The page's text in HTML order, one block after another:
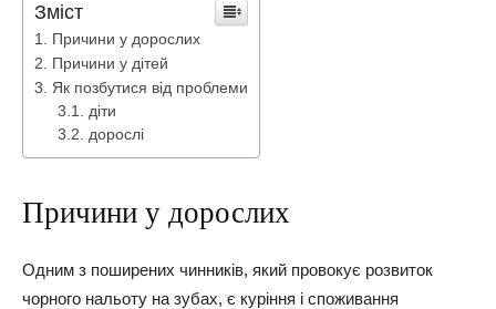
Зміст
Причини у дорослих
Причини у дітей
Як позбутися від проблеми
діти
дорослі
Причини у дорослих
Одним з поширених чинників, який провокує розвиток
чорного нальоту на зубах, є куріння і споживання